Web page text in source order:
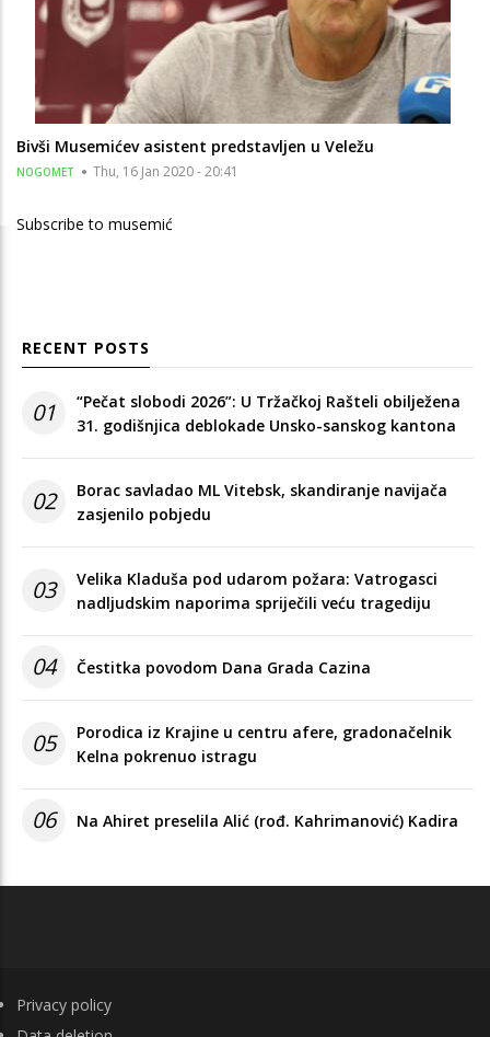
Bivši Musemićev asistent predstavljen u Veležu
NOGOMET Thu, 16 Jan 2020 - 20:41
Subscribe to musemić
RECENT POSTS
01
“Pečat slobodi 2026”: U Tržačkoj Rašteli obilježena
31. godišnjica deblokade Unsko-sanskog kantona
02
Borac savladao ML Vitebsk, skandiranje navijača
zasjenilo pobjedu
03
Velika Kladuša pod udarom požara: Vatrogasci
nadljudskim naporima spriječili veću tragediju
04 Čestitka povodom Dana Grada Cazina
05
Porodica iz Krajine u centru afere, gradonačelnik
Kelna pokrenuo istragu
06 Na Ahiret preselila Alić (rođ. Kahrimanović) Kadira
FOOTER
Privacy policy